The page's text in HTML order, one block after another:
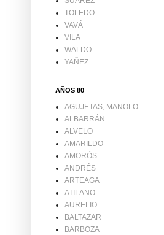
TOLEDO
VAVÁ
VILA
WALDO
YAÑEZ
AÑOS 80
AGUJETAS, MANOLO
ALBARRÁN
ALVELO
AMARILDO
AMORÓS
ANDRÉS
ARTEAGA
ATILANO
AURELIO
BALTAZAR
BARBOZA